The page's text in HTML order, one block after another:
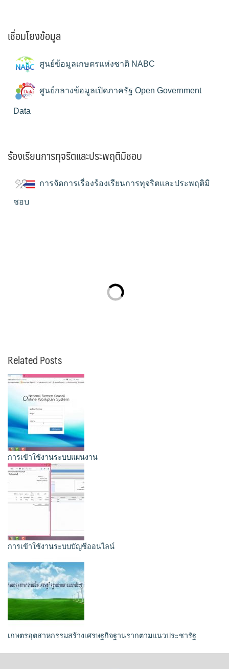
เชื่อมโยงข้อมูล
ศูนย์ข้อมูลเกษตรแห่งชาติ NABC
ศูนย์กลางข้อมูลเปิดภาครัฐ Open Government
Data
ร้องเรียนการทุจริตและประพฤติมิชอบ
การจัดการเรื่องร้องเรียนการทุจริตและประพฤติมิ
ชอบ
Related Posts
การเข้าใช้งานระบบแผนงาน
การเข้าใช้งานระบบบัญชีออนไลน์
เกษตรอุตสาหกรรมสร้างเศรษฐกิจฐานรากตามแนวประชารัฐ